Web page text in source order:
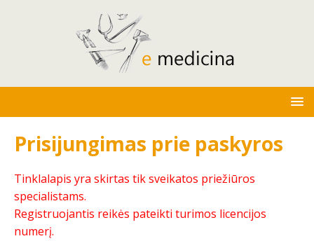
Prisijungimas prie paskyros
Tinklalapis yra skirtas tik sveikatos priežiūros
specialistams.
Registruojantis reikės pateikti turimos licencijos
numerį.